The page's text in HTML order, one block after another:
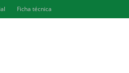
Ficha técnica